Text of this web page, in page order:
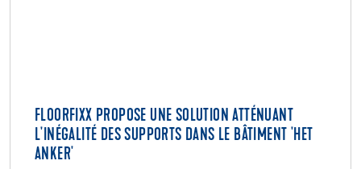
FLOORFIXX PROPOSE UNE SOLUTION ATTÉNUANT
L'INÉGALITÉ DES SUPPORTS DANS LE BÂTIMENT 'HET
ANKER'